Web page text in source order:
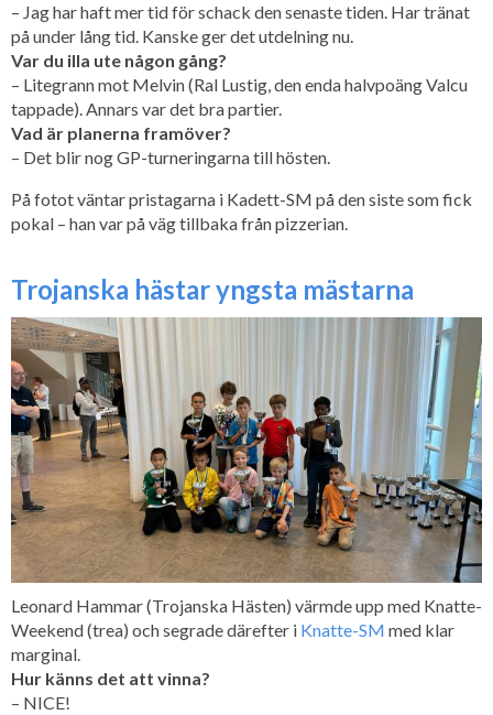
– Jag har haft mer tid för schack den senaste tiden. Har tränat
på under lång tid. Kanske ger det utdelning nu.
Var du illa ute någon gång?
– Litegrann mot Melvin (Ral Lustig, den enda halvpoäng Valcu
tappade). Annars var det bra partier.
Vad är planerna framöver?
– Det blir nog GP-turneringarna till hösten.
På fotot väntar pristagarna i Kadett-SM på den siste som fick
pokal – han var på väg tillbaka från pizzerian.
Trojanska hästar yngsta mästarna
Leonard Hammar (Trojanska Hästen) värmde upp med Knatte-
Weekend (trea) och segrade därefter i Knatte-SM med klar
marginal.
Hur känns det att vinna?
– NICE!